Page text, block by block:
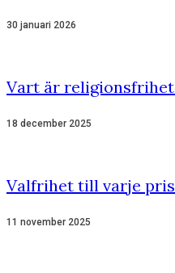
30 januari 2026
Vart är
18 december 2025
Valfrihet till varje
11 november 2025